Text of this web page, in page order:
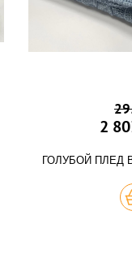
2
ГОЛУБОЙ ПЛЕД